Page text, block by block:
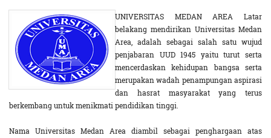
UNIVERSITAS MEDAN AREA Latar
belakang mendirikan Universitas Medan
Area, adalah sebagai salah satu wujud
penjabaran UUD 1945 yaitu turut serta
mencerdaskan kehidupan bangsa serta
merupakan wadah penampungan aspirasi
dan hasrat masyarakat yang terus
berkembang untuk menikmati pendidikan tinggi.
Nama Universitas Medan Area diambil sebagai penghargaan atas